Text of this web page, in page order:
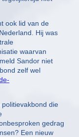
ook lid van de
Hij was
waarvan
Sandor niet
zelf wel
die
gedrag
Een nieuw